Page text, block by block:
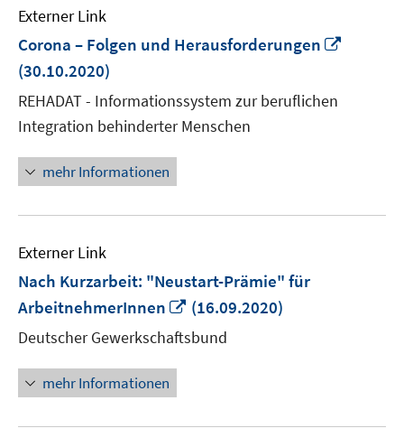
Externer Link
Corona – Folgen und Herausforderungen
(30.10.2020)
REHADAT - Informationssystem zur beruflichen
Integration behinderter Menschen
mehr Informationen
Externer Link
Nach Kurzarbeit: "Neustart-Prämie" für
ArbeitnehmerInnen
In
neuem
Fenster
(16.09.2020)
Deutscher Gewerkschaftsbund
mehr Informationen